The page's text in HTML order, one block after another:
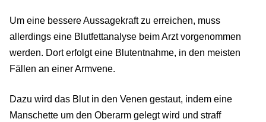
Um eine bessere Aussagekraft zu erreichen, muss
allerdings eine Blutfettanalyse beim Arzt vorgenommen
werden. Dort erfolgt eine Blutentnahme, in den meisten
Fällen an einer Armvene.
Dazu wird das Blut in den Venen gestaut, indem eine
Manschette um den Oberarm gelegt wird und straff